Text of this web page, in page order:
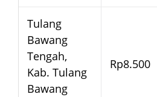
Tulang
Bawang
Tengah,
Kab. Tulang
Bawang
Rp8.500